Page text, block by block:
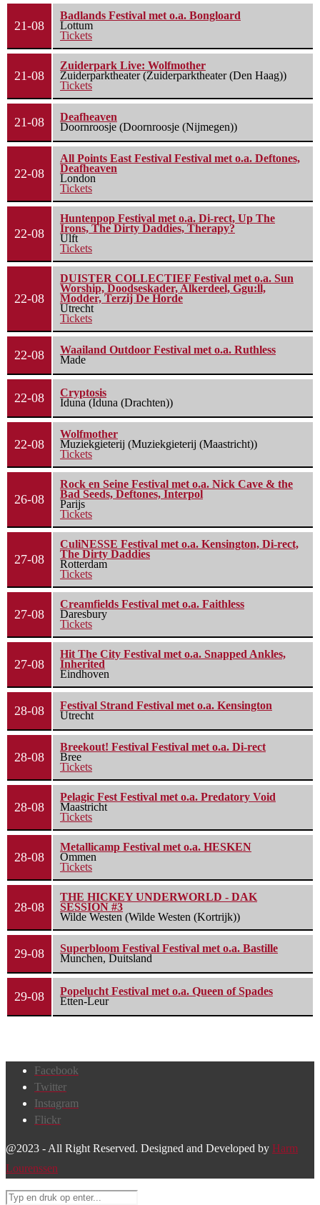
21-08
Badlands Festival met o.a. Bongloard
Lottum
Tickets
21-08
Zuiderpark Live: Wolfmother
Zuiderparktheater (Zuiderparktheater (Den Haag))
Tickets
21-08
Deafheaven
Doornroosje (Doornroosje (Nijmegen))
22-08
All Points East Festival Festival met o.a. Deftones,
Deafheaven
London
Tickets
22-08
Huntenpop Festival met o.a. Di-rect, Up The
Irons, The Dirty Daddies, Therapy?
Ulft
Tickets
22-08
DUISTER COLLECTIEF Festival met o.a. Sun
Worship, Doodseskader, Alkerdeel, Ggu:ll,
Modder, Terzij De Horde
Utrecht
Tickets
22-08
Waailand Outdoor Festival met o.a. Ruthless
Made
22-08
Cryptosis
Iduna (Iduna (Drachten))
22-08
Wolfmother
Muziekgieterij (Muziekgieterij (Maastricht))
Tickets
26-08
Rock en Seine Festival met o.a. Nick Cave & the
Bad Seeds, Deftones, Interpol
Parijs
Tickets
27-08
CuliNESSE Festival met o.a. Kensington, Di-rect,
The Dirty Daddies
Rotterdam
Tickets
27-08
Creamfields Festival met o.a. Faithless
Daresbury
Tickets
27-08
Hit The City Festival met o.a. Snapped Ankles,
Inherited
Eindhoven
28-08
Festival Strand Festival met o.a. Kensington
Utrecht
28-08
Breekout! Festival Festival met o.a. Di-rect
Bree
Tickets
28-08
Pelagic Fest Festival met o.a. Predatory Void
Maastricht
Tickets
28-08
Metallicamp Festival met o.a. HESKEN
Ommen
Tickets
28-08
THE HICKEY UNDERWORLD - DAK
SESSION #3
Wilde Westen (Wilde Westen (Kortrijk))
29-08
Superbloom Festival Festival met o.a. Bastille
Munchen, Duitsland
29-08
Popelucht Festival met o.a. Queen of Spades
Etten-Leur
Facebook
Twitter
Instagram
Flickr
@2023 - All Right Reserved. Designed and Developed by Harm
Lourenssen